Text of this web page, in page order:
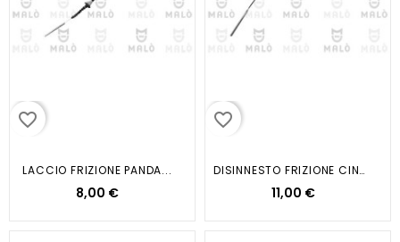
favorite_border
LACCIO FRIZIONE PANDA...
8,00 €
favorite_border
DISINNESTO FRIZIONE CINQUECENTO...
11,00 €